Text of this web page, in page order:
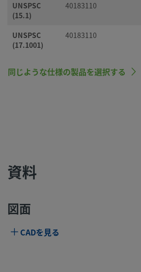
UNSPSC
(15.1)
40183110
UNSPSC
(17.1001)
40183110
同じような仕様の製品を選択する
資料
図面
CADを見る